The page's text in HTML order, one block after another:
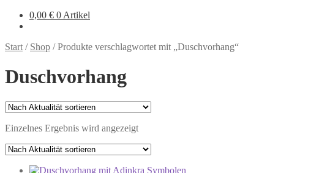
0,00 € 0 Artikel
Start / Shop /Produkte verschlagwortet mit „Duschvorhang“
Duschvorhang
Einzelnes Ergebnis wird angezeigt